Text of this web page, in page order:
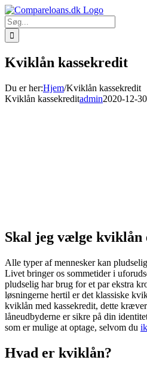
Skip
to
content
Søg
efter:
Kviklån kassekredit
Du er her:Hjem/Kviklån kassekredit
Kviklån kassekreditadmin2020-12-
Skal jeg vælge kviklån
Alle typer af mennesker kan
Livet bringer os sommetider i
pludselig har brug for et par ekstra
løsningerne hertil er det klassiske
kviklån med kassekredit, dette
låneudbyderne er sikre på din
som er mulige at optage, selvom du
Hvad er kviklån?